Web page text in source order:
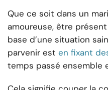
Que ce soit dans un
amoureuse, être
base d’une situation
parvenir est en fixant
temps passé ensemble